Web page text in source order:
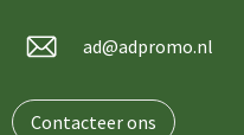
ad@adpromo.nl
Contacteer ons